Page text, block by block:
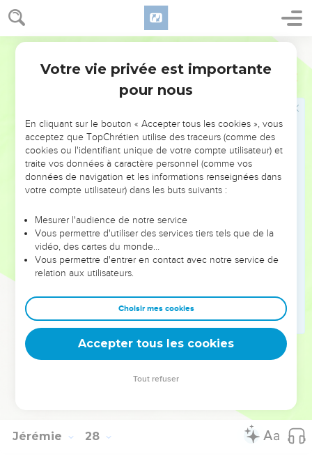
Jérémie 27
il que cette ville devienne un tas de ruines ?” »
18 Jérémie ajouta : « Si ces gens sont vraiment des
prophètes, s’ils sont vraiment chargés d’un message de la
part du Seigneur, eh bien, qu’ils supplient plutôt le Seigneur
de l’univers de ne pas laisser partir à Babylone les objets
précieux qui restent encore dans le temple, dans le palais du
En effet, le Seigneur a quelque chose à déclarer au sujet
des colonnes, de la grande cuve, des bassins roulants et de
tous les autres objets qui restent encore à Jérusalem.
– Nabucodonosor, roi de Babylone, ne les avait pas
Yekonia, fils de Joaquim et roi de Juda, avec tous les nobles
de Jérusalem et de Juda. –
Voici donc ce que déclare le Seigneur de l’univers, Dieu
d’Israël, au sujet des objets précieux qui restent dans le
“Tous ces objets seront emmenés à Babylone, et ils y
resteront jusqu’au jour où j’interviendrai pour les ramener ici
même.” » Voilà ce que le Seigneur a déclaré.
© Société biblique française – Bibli’O, 1997, avec autorisation. Pour vous procurer
Jérémie 28
Votre vie privée est importante
pour nous
En cliquant sur le bouton « Accepter tous les cookies », vous
acceptez que TopChrétien utilise des traceurs (comme des
cookies ou l'identifiant unique de votre compte utilisateur) et
traite vos données à caractère personnel (comme vos
données de navigation et les informations renseignées dans
votre compte utilisateur) dans les buts suivants :
Mesurer l'audience de notre service
Vous permettre d'utiliser des services tiers tels que de la
vidéo, des cartes du monde…
Vous permettre d'entrer en contact avec notre service de
relation aux utilisateurs.
Choisir mes cookies
Accepter tous les cookies
Tout refuser